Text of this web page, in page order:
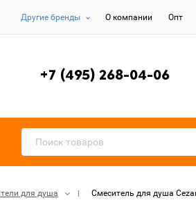
Другие бренды О компании Опт
+7 (495) 268-04-06
для душа Смеситель для душа